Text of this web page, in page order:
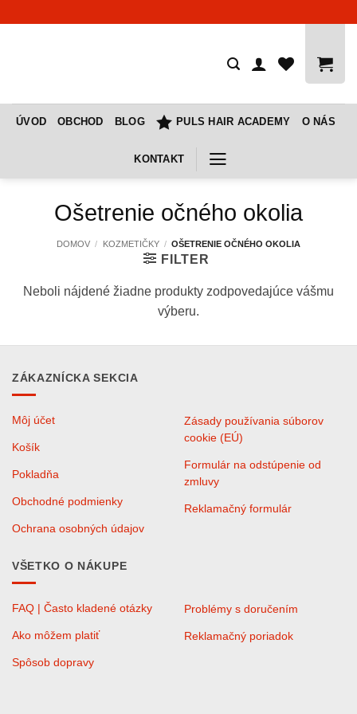
ÚVOD OBCHOD BLOG PULS HAIR ACADEMY O NÁS
KONTAKT
Ošetrenie očného okolia
DOMOV / KOZMETIČKY / OŠETRENIE OČNÉHO OKOLIA
FILTER
Neboli nájdené žiadne produkty zodpovedajúce vášmu
výberu.
ZÁKAZNÍCKA SEKCIA
Môj účet
Košík
Pokladňa
Obchodné podmienky
Ochrana osobných údajov
Zásady používania súborov
cookie (EÚ)
Formulár na odstúpenie od
zmluvy
Reklamačný formulár
VŠETKO O NÁKUPE
FAQ | Často kladené otázky
Ako môžem platiť
Spôsob dopravy
Problémy s doručením
Reklamačný poriadok